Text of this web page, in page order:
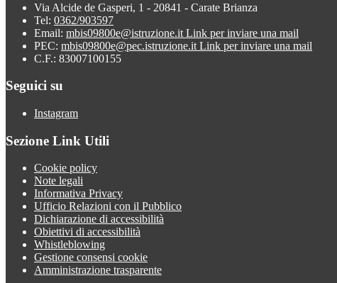
Via Alcide de Gasperi, 1 - 20841 - Carate Brianza
Tel: 0362/903597
Email: mbis09800e@istruzione.it Link per inviare una mail
PEC: mbis09800e@pec.istruzione.it Link per inviare una mail
C.F.: 83007100155
Seguici su
Instagram
Sezione Link Utili
Cookie policy
Note legali
Informativa Privacy
Ufficio Relazioni con il Pubblico
Dichiarazione di accessibilità
Obiettivi di accessibilità
Whistleblowing
Gestione consensi cookie
Amministrazione trasparente